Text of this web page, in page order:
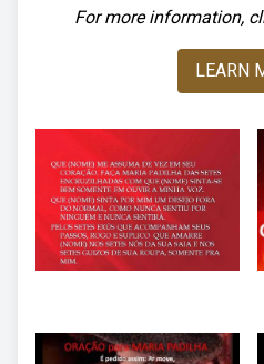
For more information,
LEARN